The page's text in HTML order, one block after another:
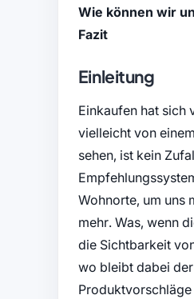
Wie können wir
Fazit
Einleitung
Einkaufen hat sich
vielleicht von
sehen, ist kein
Wohnorte, um uns
mehr. Was, wenn
die Sichtbarkeit
wo bleibt dabei
Produktvorschläge